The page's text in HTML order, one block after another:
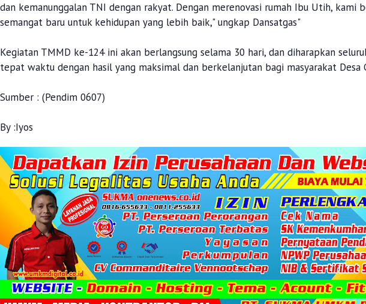
dan kemanunggalan TNI dengan rakyat. Dengan merenovasi rumah Ibu Utih, kami
semangat baru untuk kehidupan yang lebih baik," ungkap Dansatgas"
Kegiatan TMMD ke-124 ini akan berlangsung selama 30 hari, dan diharapkan
tepat waktu dengan hasil yang maksimal dan berkelanjutan bagi masyarakat Desa
Sumber : (Pendim 0607)
By :Iyos